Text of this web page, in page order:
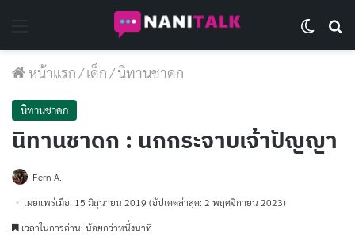
หน้าแรก/เด็ก/นิทานชาดก
นิทานชาดก
นิทานชาดก : นกกระจาบเจ้าปัญญา
Fern A.
เผยแพร่เมื่อ: 15 มิถุนายน 2019 (อัปเดตล่าสุด: 2 พฤศจิกายน 2023)
เวลาในการอ่าน: น้อยกว่าหนึ่งนาที